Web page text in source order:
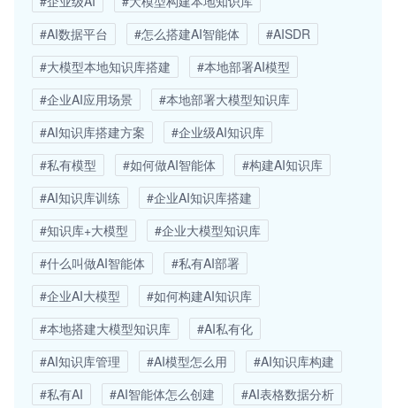
#AI数据平台
#怎么搭建AI智能体
#AISDR
#大模型本地知识库搭建
#本地部署AI模型
#企业AI应用场景
#本地部署大模型知识库
#AI知识库搭建方案
#企业级AI知识库
#私有模型
#如何做AI智能体
#构建AI知识库
#AI知识库训练
#企业AI知识库搭建
#知识库+大模型
#企业大模型知识库
#什么叫做AI智能体
#私有AI部署
#企业AI大模型
#如何构建AI知识库
#本地搭建大模型知识库
#AI私有化
#AI知识库管理
#AI模型怎么用
#AI知识库构建
#私有AI
#AI智能体怎么创建
#AI表格数据分析